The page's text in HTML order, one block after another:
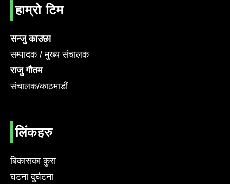
हाम्रो टिम
सन्जु काउछा
सम्पादक / मुख्य संचालक
राजु गौतम
संचालक/काठमाडौं
लिंकहरु
बिकासका कुरा
घटना दुर्घटना